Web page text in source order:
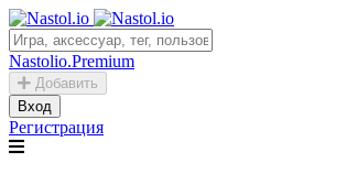
Nastolio.Premium
Добавить
Вход
Регистрация